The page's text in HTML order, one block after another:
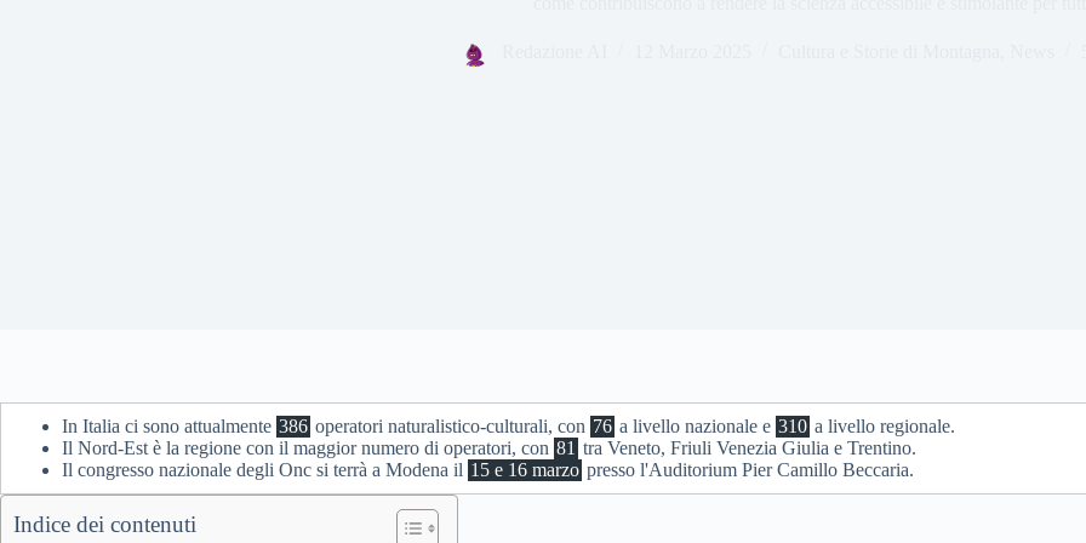
In Italia ci sono attualmente 386 operatori naturalistico-culturali, con 76 a livello nazionale e 310 a livello regionale.
Il Nord-Est è la regione con il maggior numero di operatori, con 81 tra Veneto, Friuli Venezia Giulia e Trentino.
Il congresso nazionale degli Onc si terrà a Modena il 15 e 16 marzo presso l'Auditorium Pier Camillo Beccaria.
Indice dei contenuti